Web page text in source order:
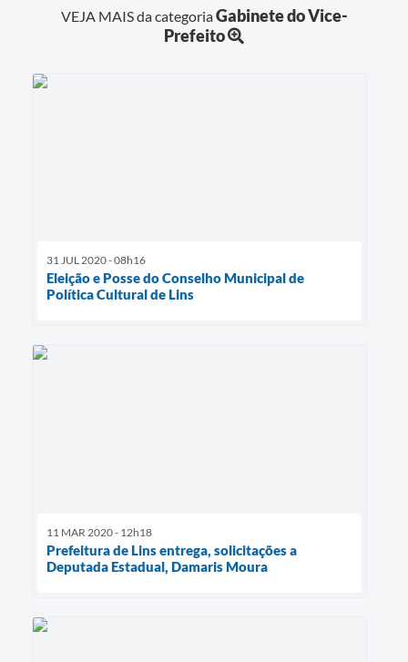
VEJA MAIS da categoriaGabinete do Vice-
Prefeito
31 JUL 2020 - 08h16
Eleição e Posse do Conselho Municipal de
Política Cultural de Lins
11 MAR 2020 - 12h18
Prefeitura de Lins entrega, solicitações a
Deputada Estadual, Damaris Moura